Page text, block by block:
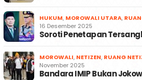
HUKUM, MOROWALI UTARA,
16 Desember 2025
Soroti Penetapan
MOROWALI, NETIZEN, RUANG
November 2025
Bandara IMIP Bukan